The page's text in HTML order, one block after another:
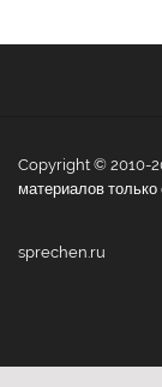
Copyright © 2010-
материалов
sprechen.ru